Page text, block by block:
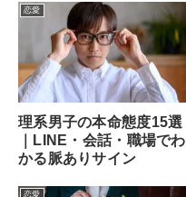
恋愛
理系男子の本命態度15選
｜LINE・会話・職場でわ
かる脈ありサイン
恋愛